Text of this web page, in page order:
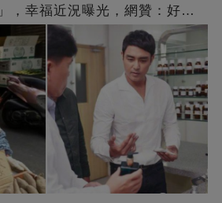
，幸福近況曝光，網贊：好老